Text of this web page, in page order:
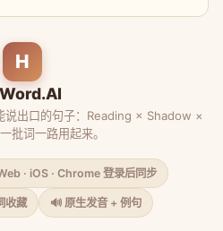
H
说出口的句子：Reading × Shadow ×
批词一路用起来。
· iOS · Chrome 登录后同步
收藏 🔊 原生发音 + 例句